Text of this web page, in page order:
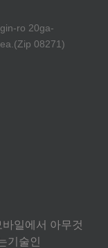
ro 20ga-
08271)
일에서 아무것
기술인